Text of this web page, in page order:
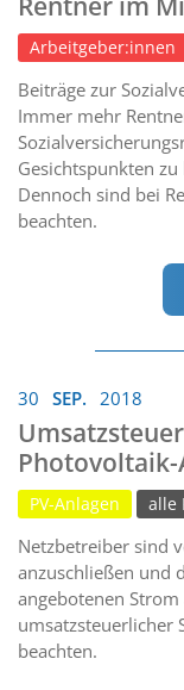
Arbeitgeber:innen
Beiträge zur
Immer mehr
Gesichtspunkten
Dennoch sind bei
beachten.
30 SEP. 2018
Photovoltaik-
PV-Anlagen alle
Netzbetreiber sind
anzuschließen und
angebotenen
umsatzsteuerlicher
beachten.